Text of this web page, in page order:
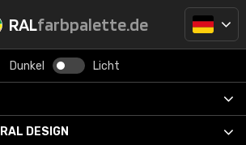
RALfarbpalette.de
Dunkel Licht
RAL DESIGN